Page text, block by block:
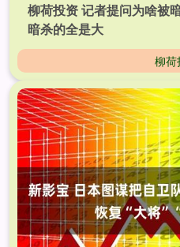
柳荷投资 记者提问为啥被
暗杀的全是大
柳荷